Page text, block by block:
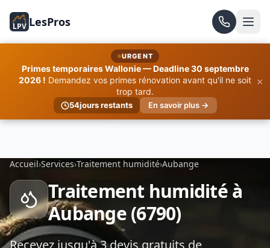
LPV LesPros
URGENT
Primes temporaires Wallonie — Deadline 30 septembre
2026 ! Demandez vos primes rénovation avant qu'il ne soit
trop tard.
54jours restants En savoir plus →
×
Accueil›Services›Traitement humidité›Aubange
Traitement humidité à
Aubange (6790)
Recevez jusqu'à 3 devis gratuits de